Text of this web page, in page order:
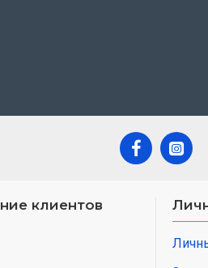
клиентов